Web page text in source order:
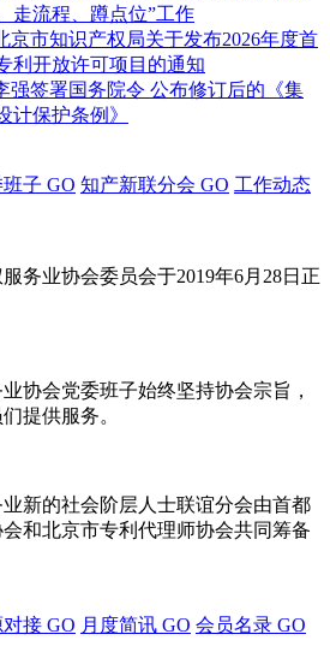
走流程、蹲点位”工作
京市知识产权局关于发布2026年度首
利开放许可项目的通知
强签署国务院令 公布修订后的《集
计保护条例》
子 GO 知产新联分会 GO 工作动态
务业协会委员会于2019年6月28日正
协会党委班子始终坚持协会宗旨，
提供服务。
新的社会阶层人士联谊分会由首都
和北京市专利代理师协会共同筹备
对接 GO 月度简讯 GO 会员名录 GO